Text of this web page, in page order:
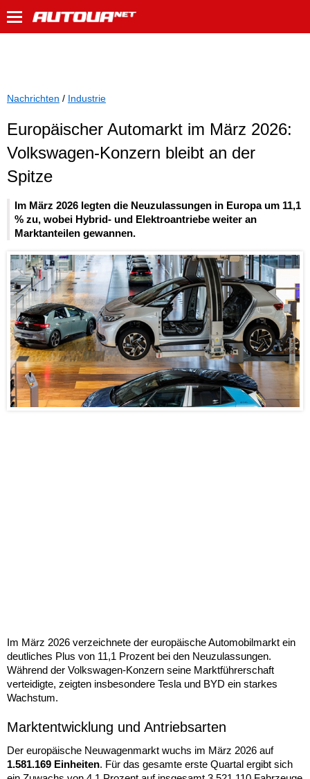
Nachrichten / Industrie
Europäischer Automarkt im März 2026:
Volkswagen-Konzern bleibt an der
Spitze
Im März 2026 legten die Neuzulassungen in Europa um 11,1
% zu, wobei Hybrid- und Elektroantriebe weiter an
Marktanteilen gewannen.
Im März 2026 verzeichnete der europäische Automobilmarkt ein
deutliches Plus von 11,1 Prozent bei den Neuzulassungen.
Während der Volkswagen-Konzern seine Marktführerschaft
verteidigte, zeigten insbesondere Tesla und BYD ein starkes
Wachstum.
Marktentwicklung und Antriebsarten
Der europäische Neuwagenmarkt wuchs im März 2026 auf
1.581.169 Einheiten. Für das gesamte erste Quartal ergibt sich